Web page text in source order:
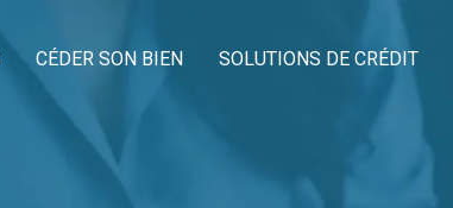
CÉDER SON BIEN SOLUTIONS DE CRÉDIT